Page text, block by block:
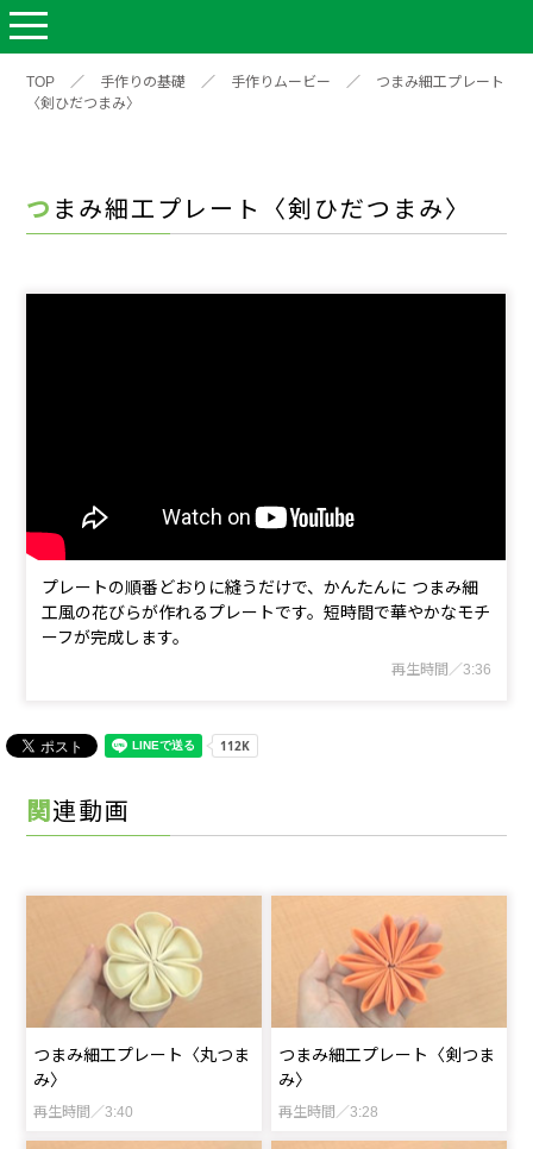
TOP ／ 手作りの基礎 ／ 手作りムービー ／
つまみ細工プレート
〈剣ひだつまみ〉
つまみ細工プレート〈剣ひだつまみ〉
プレートの順番どおりに縫うだけで、かんたんに つまみ細
工風の花びらが作れるプレートです。短時間で華やかなモチ
ーフが完成します。­
再生時間／3:36
関連動画
つまみ細工プレート〈丸つま
み〉
再生時間／3:40
つまみ細工プレート〈剣つま
み〉
再生時間／3:28